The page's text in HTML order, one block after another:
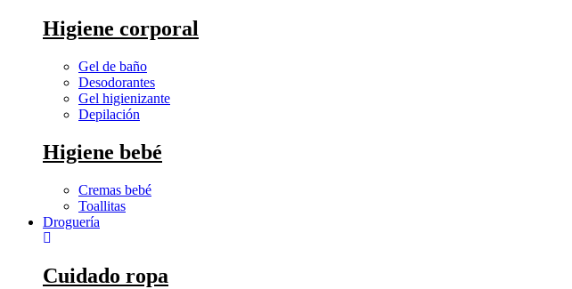
Higiene corporal
Gel de baño
Desodorantes
Gel higienizante
Depilación
Higiene bebé
Cremas bebé
Toallitas
Droguería
Cuidado ropa